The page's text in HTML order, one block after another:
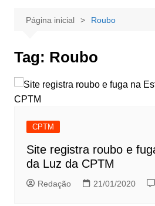
Página inicial Roubo
Tag: Roubo
CPTM
Site registra roubo e
da Luz da CPTM
Redação 21/01/2020